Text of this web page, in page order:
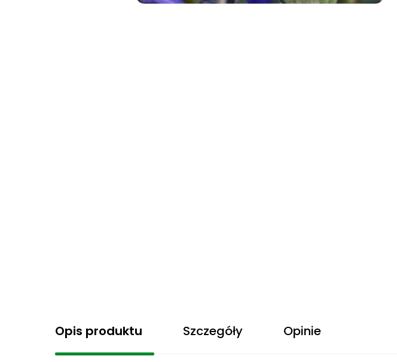
Opis produktu Szczegóły Opinie